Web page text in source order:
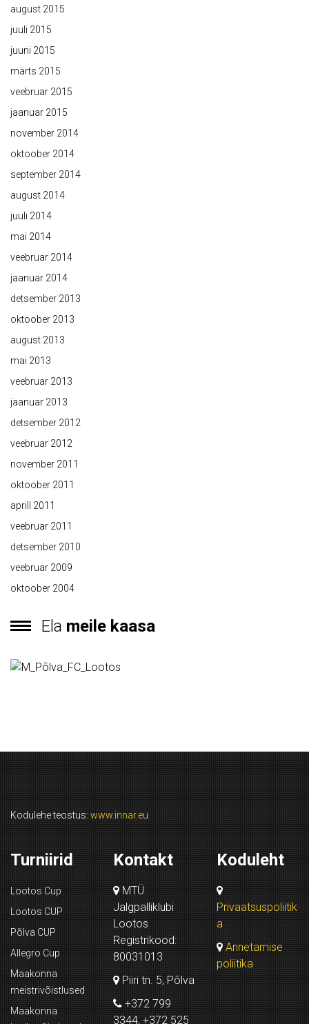
august 2015
juuli 2015
juuni 2015
märts 2015
veebruar 2015
jaanuar 2015
november 2014
oktoober 2014
september 2014
august 2014
juuli 2014
mai 2014
veebruar 2014
jaanuar 2014
detsember 2013
oktoober 2013
august 2013
mai 2013
veebruar 2013
jaanuar 2013
detsember 2012
veebruar 2012
november 2011
oktoober 2011
aprill 2011
veebruar 2011
detsember 2010
veebruar 2009
oktoober 2004
Ela meile kaasa
Kodulehe teostus: www.innar.eu
Turniirid
Lootos Cup
Lootos CUP
Põlva CUP
Allegro Cup
Maakonna
meistrivõistlused
Maakonna
Kontakt
MTÜ
Jalgpalliklubi
Lootos
Registrikood:
80031013
Piiri tn. 5, Põlva
+372 799
3344, +372 525
Koduleht
Privaatsuspoliitik
a
Annetamise
poliitika